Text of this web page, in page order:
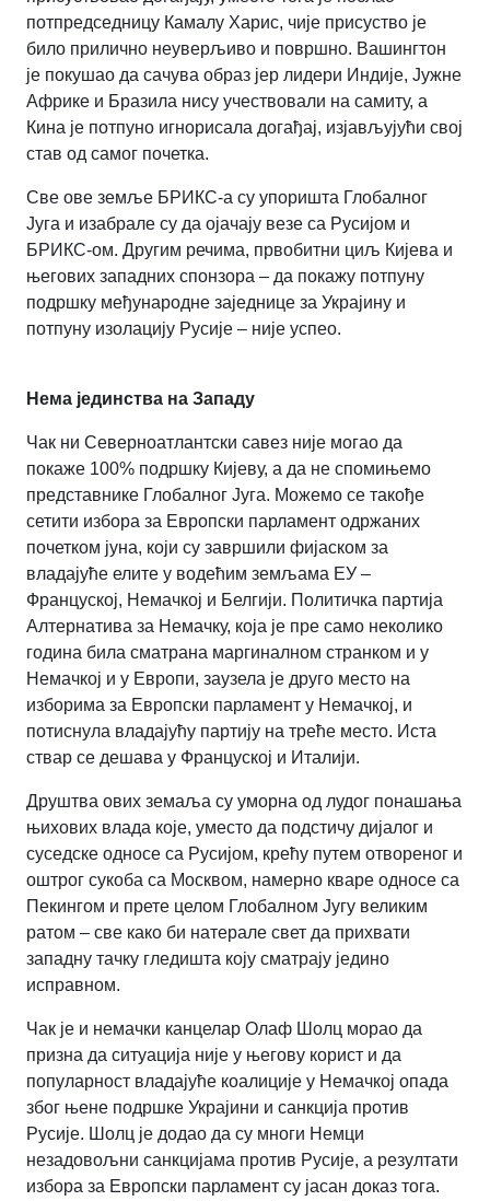
потпредседницу Камалу Харис, чије присуство је
било прилично неуверљиво и површно. Вашингтон
је покушао да сачува образ јер лидери Индије, Јужне
Африке и Бразила нису учествовали на самиту, а
Кина је потпуно игнорисала догађај, изјављујући свој
став од самог почетка.
Све ове земље БРИКС-а су упоришта Глобалног
Југа и изабрале су да ојачају везе са Русијом и
БРИКС-ом. Другим речима, првобитни циљ Кијева и
његових западних спонзора – да покажу потпуну
подршку међународне заједнице за Украјину и
потпуну изолацију Русије – није успео.
Нема јединства на Западу
Чак ни Северноатлантски савез није могао да
покаже 100% подршку Кијеву, а да не спомињемо
представнике Глобалног Југа. Можемо се такође
сетити избора за Европски парламент одржаних
почетком јуна, који су завршили фијаском за
владајуће елите у водећим земљама ЕУ –
Француској, Немачкој и Белгији. Политичка партија
Алтернатива за Немачку, која је пре само неколико
година била сматрана маргиналном странком и у
Немачкој и у Европи, заузела је друго место на
изборима за Европски парламент у Немачкој, и
потиснула владајућу партију на треће место. Иста
ствар се дешава у Француској и Италији.
Друштва ових земаља су уморна од лудог понашања
њихових влада које, уместо да подстичу дијалог и
суседске односе са Русијом, крећу путем отвореног и
оштрог сукоба са Москвом, намерно кваре односе са
Пекингом и прете целом Глобалном Југу великим
ратом – све како би натерале свет да прихвати
западну тачку гледишта коју сматрају једино
исправном.
Чак је и немачки канцелар Олаф Шолц морао да
призна да ситуација није у његову корист и да
популарност владајуће коалиције у Немачкој опада
због њене подршке Украјини и санкција против
Русије. Шолц је додао да су многи Немци
незадовољни санкцијама против Русије, а резултати
избора за Европски парламент су јасан доказ тога.